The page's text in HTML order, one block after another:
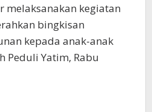
melaksanakan kegiatan
bingkisan
kepada anak-anak
Peduli Yatim, Rabu